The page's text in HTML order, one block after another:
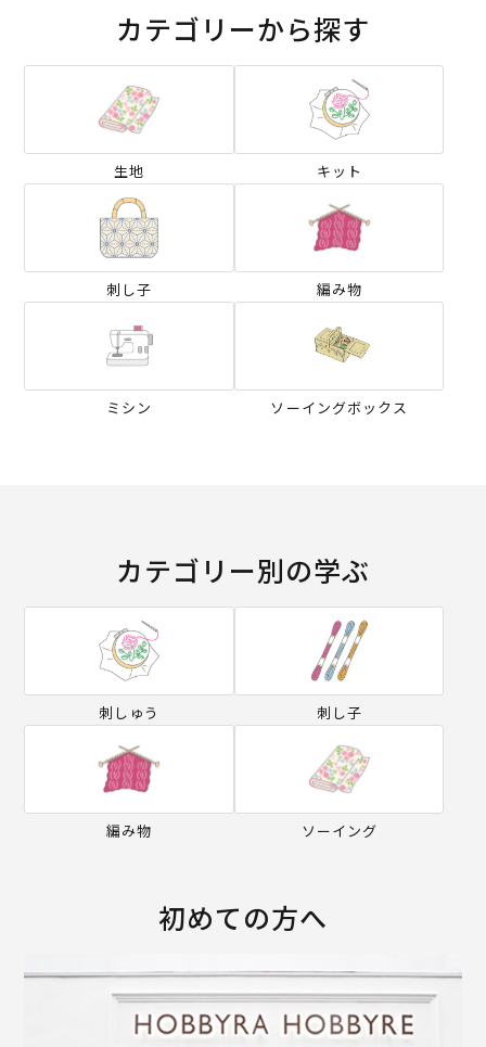
カテゴリーから探す
生地 キット
刺し子 編み物
ミシン ソーイングボックス
カテゴリー別の学ぶ
刺しゅう 刺し子
編み物 ソーイング
初めての方へ